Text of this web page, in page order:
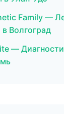
Family —
Волгоград
—